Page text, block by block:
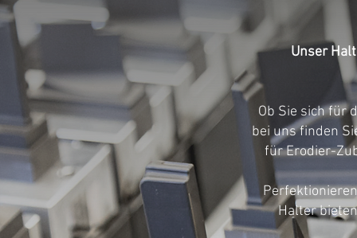
Unser
Ob Sie sich für
bei uns finden
für Erodier-
Halter